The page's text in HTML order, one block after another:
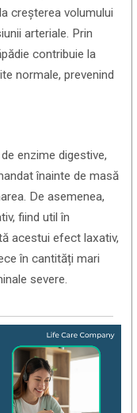
creșterea volumului
arteriale. Prin
contribuie la
normale, prevenind
enzime digestive,
înainte de masă
De asemenea,
fiind util în
acestui efect laxativ,
în cantități mari
severe.